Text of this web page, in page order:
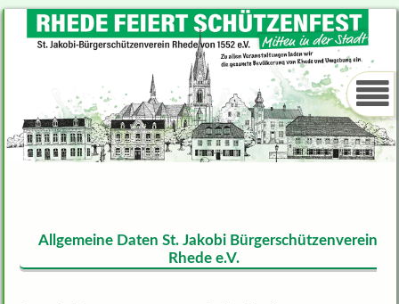
Allgemeine Daten St. Jakobi Bürgerschützenverein
Rhede e.V.